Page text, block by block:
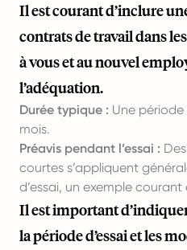
Il est courant d’inclure
contrats de travail dans
à vous et au nouvel
l’adéquation.
Durée typique : Une période
mois.
Préavis pendant l’essai :
courtes s’appliquent
d’essai, un exemple
Il est important
la période d’essai et les